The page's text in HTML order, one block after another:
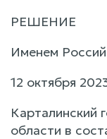
РЕШЕНИЕ
Именем
12 октября
Карталинский
области в